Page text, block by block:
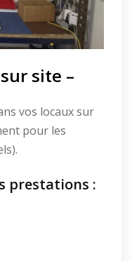
site –
vos locaux sur
pour les
prestations :